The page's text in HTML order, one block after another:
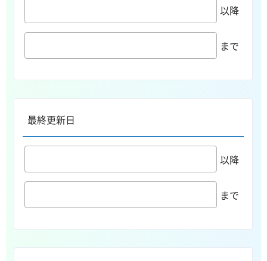
以降
まで
最終更新日
以降
まで